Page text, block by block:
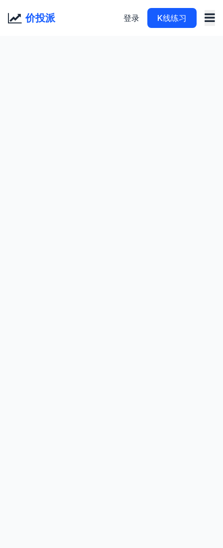
价投派 登录 K线练习